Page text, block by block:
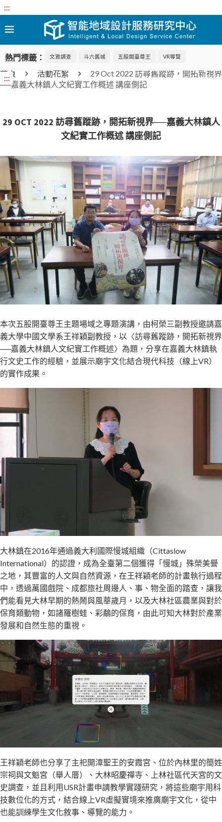
:::
熱門標籤： 文資調查 斗六舊城 五股開臺尊王 VR導覽
:::
首頁 活動花絮
29 Oct 2022 訪尋舊蹤跡，開拓新視界
──嘉義大林鎮人文紀實工作概述 講座側記
29 OCT 2022 訪尋舊蹤跡，開拓新視界──嘉義大林鎮人
文紀實工作概述 講座側記
本次五股開臺尊王主題場域之專題演講，由柯榮三副教授邀請嘉
義大學中國文學系王祥穎副教授，以〈訪尋舊蹤跡，開拓新視界
──嘉義大林鎮人文紀實工作概述〉為題，分享在嘉義大林鎮執
行文史工作的經驗，並展示廟宇文化結合現代科技（線上VR）
的實作成果。
大林鎮在2016年通過義大利國際慢城組織（Cittaslow
International）的認證，成為全臺第二個獲得「慢城」殊榮美譽
之地，其豐富的人文與自然資源，在王祥穎老師的計畫執行過程
中，透過萬國戲院、成都旅社周邊人、事、物全面的踏查，讓我
們能看見大林早期的熱鬧與風華歲月，以及大林社區農業與對於
保育類動物，如諸羅樹蛙、彩鷸的保育，由此可知大林對於產業
發展和自然生態的重視。
王祥穎老師也分享了主祀開漳聖王的安霞宮、位於內林里的簡姓
宗祠與文魁宮（舉人厝）、大林昭慶禪寺、上林社區代天宮的文
史調查，並且利用USR計畫申請教學實踐研究，將這些廟宇用科
技數位化的方式，結合線上VR虛擬實境來推廣廟宇文化，從中
也能訓練學生文化敘事、導覽的能力。